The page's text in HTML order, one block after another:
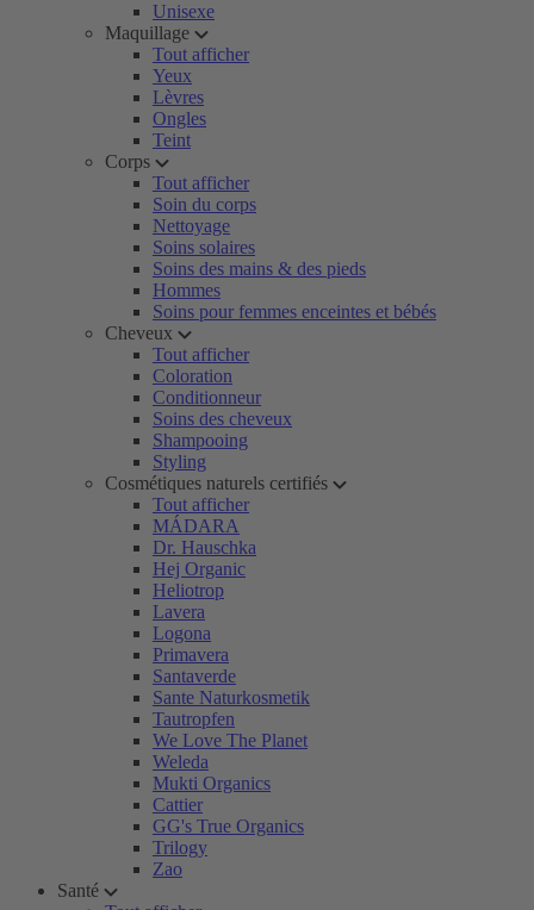
Unisexe
Maquillage
Tout afficher
Yeux
Lèvres
Ongles
Teint
Corps
Tout afficher
Soin du corps
Nettoyage
Soins solaires
Soins des mains & des pieds
Hommes
Soins pour femmes enceintes et bébés
Cheveux
Tout afficher
Coloration
Conditionneur
Soins des cheveux
Shampooing
Styling
Cosmétiques naturels certifiés
Tout afficher
MÁDARA
Dr. Hauschka
Hej Organic
Heliotrop
Lavera
Logona
Primavera
Santaverde
Sante Naturkosmetik
Tautropfen
We Love The Planet
Weleda
Mukti Organics
Cattier
GG's True Organics
Trilogy
Zao
Santé